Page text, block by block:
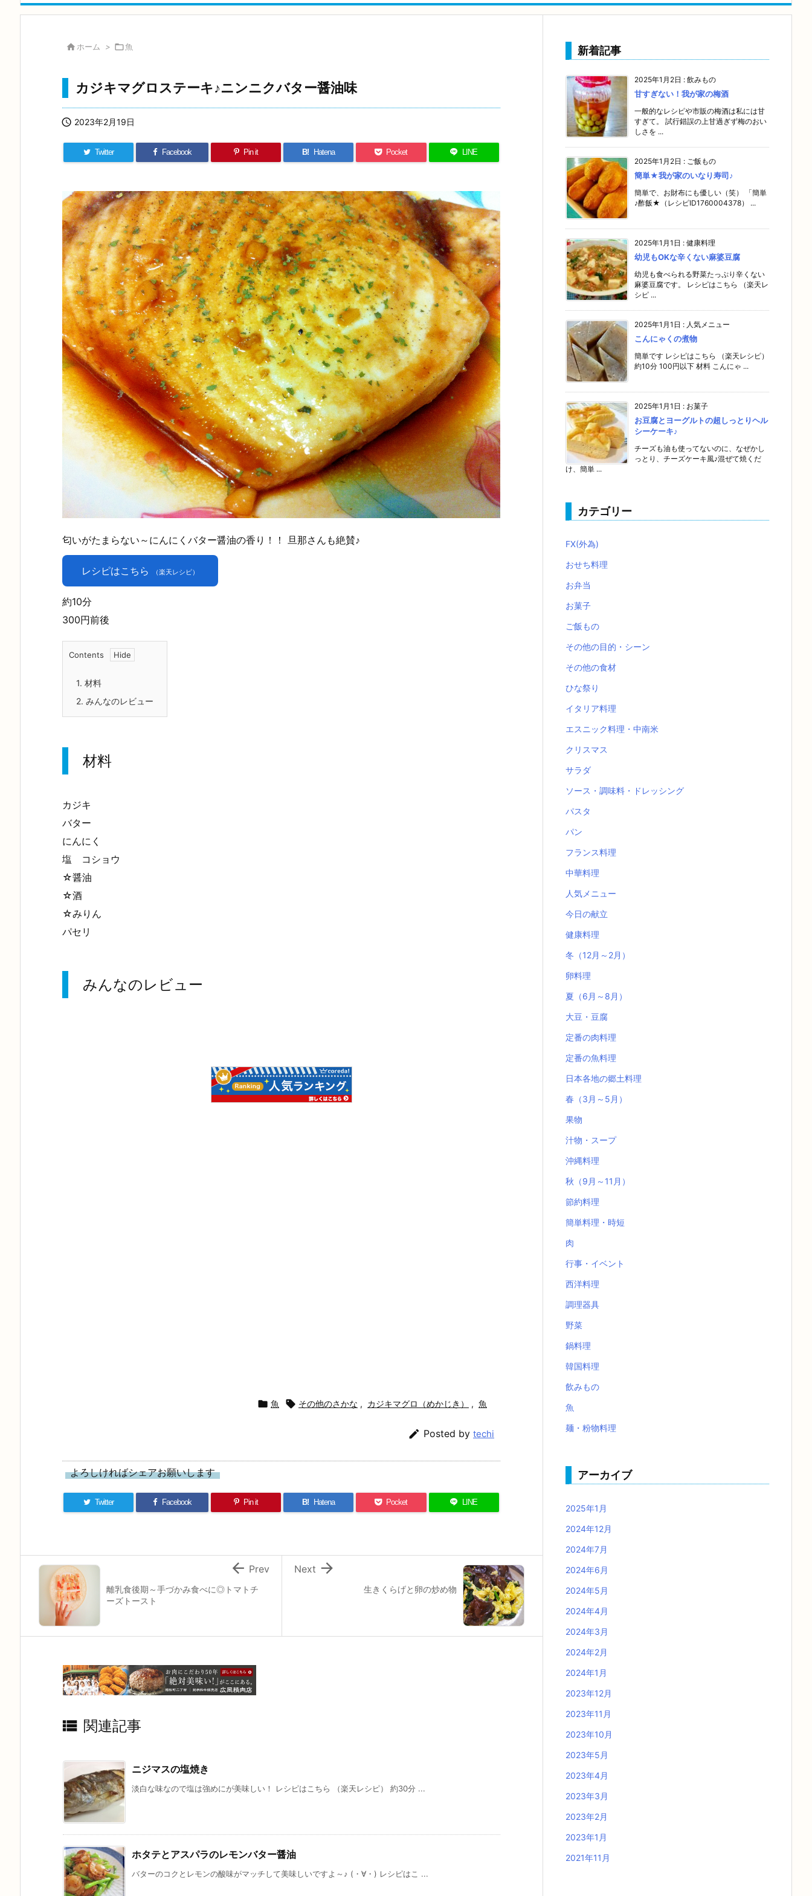
 ホーム > 魚
カジキマグロステーキ♪ニンニクバター醤油味
 2023年2月19日
Twitter Facebook Pin it B! Hatena Pocket LINE
匂いがたまらない～にんにくバター醤油の香り！！ 旦那さんも絶賛♪
レシピはこちら （楽天レシピ）
約10分
300円前後
Contents
1. 材料
2. みんなのレビュー
材料
カジキ
バター
にんにく
塩 コショウ
☆醤油
☆酒
☆みりん
パセリ
みんなのレビュー
 魚  その他のさかな , カジキマグロ（めかじき） , 魚
 Posted by techi
よろしければシェアお願いします
Twitter Facebook Pin it B! Hatena Pocket LINE
生きくらげと卵の炒め物

Next
離乳食後期～手づかみ食べに◎トマトチ
ーズトースト
 Prev
 関連記事
ニジマスの塩焼き
淡白な味なので塩は強めにが美味しい！ レシピはこちら （楽天レシピ） 約30分 ...
ホタテとアスパラのレモンバター醤油
バターのコクとレモンの酸味がマッチして美味しいですよ～♪ (・∀・) レシピはこ ...
新着記事
2025年1月2日 : 飲みもの
甘すぎない！我が家の梅酒
一般的なレシピや市販の梅酒は私には甘
すぎて。 試行錯誤の上甘過ぎず梅のおい
しさを ...
2025年1月2日 : ご飯もの
簡単★我が家のいなり寿司♪
簡単で、お財布にも優しい（笑） 「簡単
♪酢飯★（レシピID1760004378） ...
2025年1月1日 : 健康料理
幼児もOKな辛くない麻婆豆腐
幼児も食べられる野菜たっぷり辛くない
麻婆豆腐です。 レシピはこちら （楽天レ
シピ ...
2025年1月1日 : 人気メニュー
こんにゃくの煮物
簡単です レシピはこちら （楽天レシピ）
約10分 100円以下 材料 こんにゃ ...
2025年1月1日 : お菓子
お豆腐とヨーグルトの超しっとりヘル
シーケーキ♪
チーズも油も使ってないのに、なぜかし
っとり、チーズケーキ風♪混ぜて焼くだ
け、簡単 ...
カテゴリー
FX(外為)
おせち料理
お弁当
お菓子
ご飯もの
その他の目的・シーン
その他の食材
ひな祭り
イタリア料理
エスニック料理・中南米
クリスマス
サラダ
ソース・調味料・ドレッシング
パスタ
パン
フランス料理
中華料理
人気メニュー
今日の献立
健康料理
冬（12月～2月）
卵料理
夏（6月～8月）
大豆・豆腐
定番の肉料理
定番の魚料理
日本各地の郷土料理
春（3月～5月）
果物
汁物・スープ
沖縄料理
秋（9月～11月）
節約料理
簡単料理・時短
肉
行事・イベント
西洋料理
調理器具
野菜
鍋料理
韓国料理
飲みもの
魚
麺・粉物料理
アーカイブ
2025年1月
2024年12月
2024年7月
2024年6月
2024年5月
2024年4月
2024年3月
2024年2月
2024年1月
2023年12月
2023年11月
2023年10月
2023年5月
2023年4月
2023年3月
2023年2月
2023年1月
2021年11月